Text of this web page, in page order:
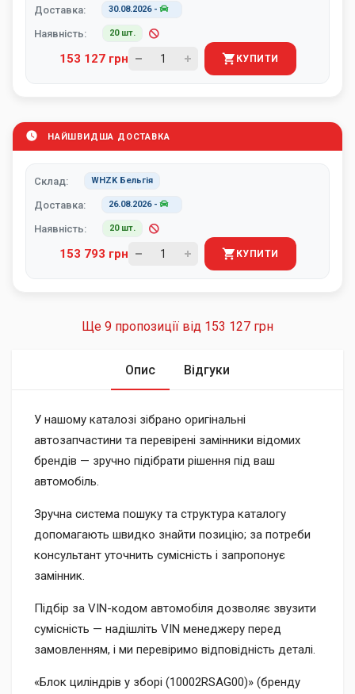
Доставка: 30.08.2026-
Наявність: 20 шт.
153 127 грн КУПИТИ
НАЙШВИДША ДОСТАВКА
Склад: WHZK Бельгія
Доставка: 26.08.2026-
Наявність: 20 шт.
153 793 грн КУПИТИ
Ще 9 пропозиції від 153 127 грн
Опис Відгуки
У нашому каталозі зібрано оригінальні
автозапчастини та перевірені замінники відомих
брендів — зручно підібрати рішення під ваш
автомобіль.
Зручна система пошуку та структура каталогу
допомагають швидко знайти позицію; за потреби
консультант уточнить сумісність і запропонує
замінник.
Підбір за VIN-кодом автомобіля дозволяє звузити
сумісність — надішліть VIN менеджеру перед
замовленням, і ми перевіримо відповідність деталі.
«Блок циліндрів у зборі (10002RSAG00)» (бренду